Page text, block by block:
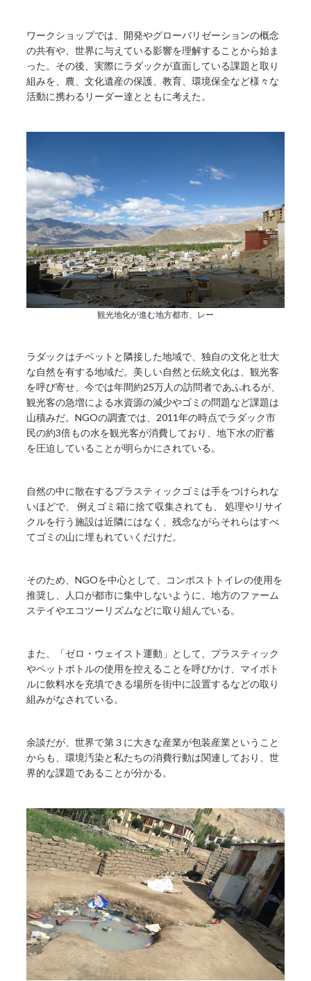
ワークショップでは、開発やグローバリゼーションの概念
の共有や、世界に与えている影響を理解することから始ま
った。その後、実際にラダックが直面している課題と取り
組みを、農、文化遺産の保護、教育、環境保全など様々な
活動に携わるリーダー達とともに考えた。
観光地化が進む地方都市、レー
ラダックはチベットと隣接した地域で、独自の文化と壮大
な自然を有する地域だ。美しい自然と伝統文化は、観光客
を呼び寄せ、今では年間約25万人の訪問者であふれるが、
観光客の急増による水資源の減少やゴミの問題など課題は
山積みだ。NGOの調査では、2011年の時点でラダック市
民の約3倍もの水を観光客が消費しており、地下水の貯蓄
を圧迫していることが明らかにされている。
自然の中に散在するプラスティックゴミは手をつけられな
いほどで、 例えゴミ箱に捨て収集されても、 処理やリサイ
クルを行う施設は近隣にはなく、残念ながらそれらはすべ
てゴミの山に埋もれていくだけだ。
そのため、NGOを中心として、コンポストトイレの使用を
推奨し、人口が都市に集中しないように、地方のファーム
ステイやエコツーリズムなどに取り組んでいる。
また、「ゼロ・ウェイスト運動」として、プラスティック
やペットボトルの使用を控えることを呼びかけ、マイボト
ルに飲料水を充填できる場所を街中に設置するなどの取り
組みがなされている。
余談だが、世界で第３に大きな産業が包装産業ということ
からも、環境汚染と私たちの消費行動は関連しており、世
界的な課題であることが分かる。